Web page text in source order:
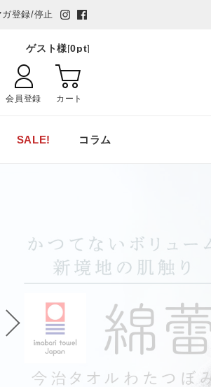
ガ登録/停止
ゲスト様[0pt]
会員登録 カート
SALE! コラム